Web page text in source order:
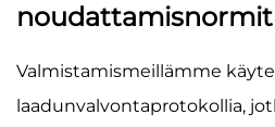
noudattamisnormit
Valmistamismeillämme
laadunvalvontaprotokollia,